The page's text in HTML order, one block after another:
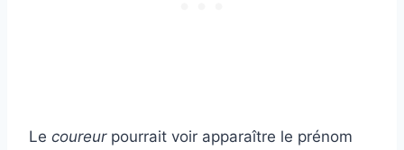
Le coureurpourrait voir apparaître le prénom